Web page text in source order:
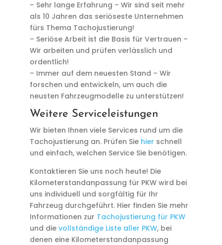
– Sehr lange Erfahrung – Wir sind seit mehr
als 10 Jahren das seriöseste Unternehmen
fürs Thema Tachojustierung!
– Seriöse Arbeit ist die Basis für Vertrauen –
Wir arbeiten und prüfen verlässlich und
ordentlich!
– Immer auf dem neuesten Stand – Wir
forschen und entwickeln, um auch die
neusten Fahrzeugmodelle zu unterstützen!
Weitere Serviceleistungen
Wir bieten Ihnen viele Services rund um die
Tachojustierung an. Prüfen Sie hier schnell
und einfach, welchen Service Sie benötigen.
Kontaktieren Sie uns noch heute! Die
Kilometerstandanpassung für PKW wird bei
uns individuell und sorgfältig für Ihr
Fahrzeug durchgeführt. Hier finden Sie mehr
Informationen zur Tachojustierung für PKW
und die vollständige Liste aller PKW, bei
denen eine Kilometerstandanpassung